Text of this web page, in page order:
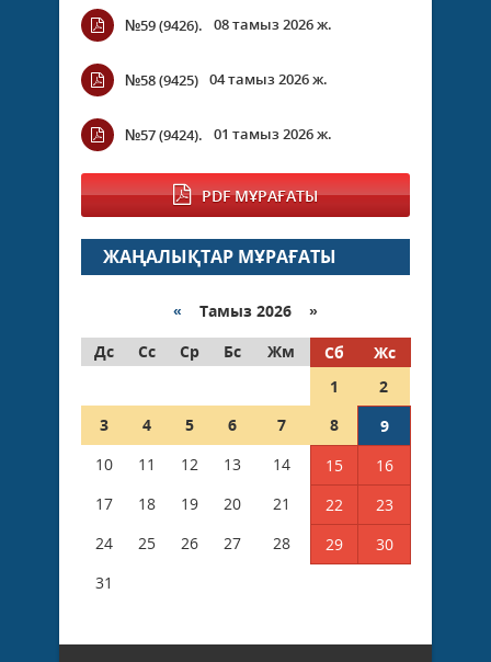
№59 (9426). 08 тамыз 2026 ж.
№58 (9425) 04 тамыз 2026 ж.
№57 (9424). 01 тамыз 2026 ж.
PDF МҰРАҒАТЫ
ЖАҢАЛЫҚТАР МҰРАҒАТЫ
« Тамыз 2026 »
Дс
Сс Ср Бс Жм Сб
Жс
1
2
3
4 5 6 7 8
9
10
11 12 13 14 15
16
17
18 19 20 21 22
23
24
25 26 27 28 29
30
31